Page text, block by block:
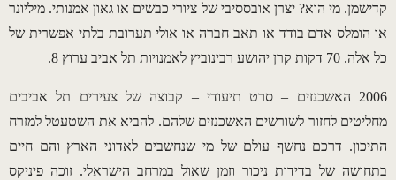
קדישמן. מי הוא? יצרן אובססיבי של ציורי כבשים או גאון אמנותי. מיליונר
או הומלס אדם בודד או תאב חברה או אולי תערובת בלתי אפשרית של
כל אלה. 70 דקות קרן יהושע רבינוביץ לאמנויות תל אביב ערוץ 8.
2006 האשכנזים – סרט תיעודי – קבוצה של צעירים תל אביבים
מחליטים לחזור לשורשים האשכנזים שלהם. להביא את השטעטל למזרח
התיכון. דרכם נחשף עולם של מי שנחשבים לאדוני הארץ והם חיים
בתחושה של בדידות ניכור וזמן שאול במרחב הישראלי. זוכה פיניקס